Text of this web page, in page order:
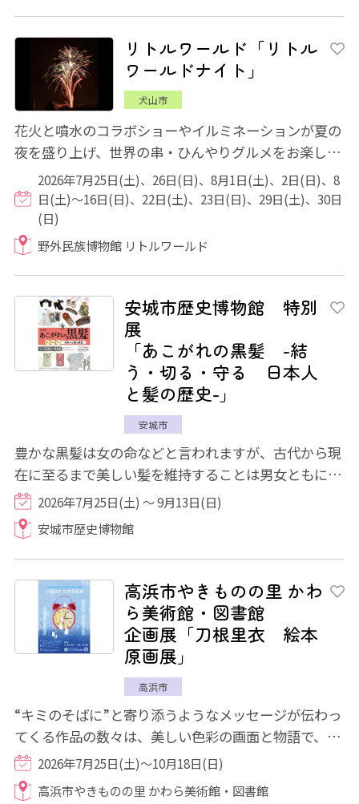
リトルワールド「リトル
ワールドナイト」
犬山市
花火と噴水のコラボショーやイルミネーションが夏の
夜を盛り上げ、世界の串・ひんやりグルメをお楽しみ
いただけます♪ 期間中はヨーロッパエリアが...
2026年7月25日(土)、26日(日)、8月1日(土)、2日(日)、8
日(土)～16日(日)、22日(土)、23日(日)、29日(土)、30日
(日)
野外民族博物館 リトルワールド
安城市歴史博物館 特別
展
「あこがれの黒髪 -結
う・切る・守る 日本人
と髪の歴史-」
安城市
豊かな黒髪は女の命などと言われますが、古代から現
在に至るまで美しい髪を維持することは男女ともに重
要なことでした。そのために食生活や日常生...
2026年7月25日(土) ～ 9月13日(日)
安城市歴史博物館
高浜市やきものの里 かわ
ら美術館・図書館
企画展「刀根里衣 絵本
原画展」
高浜市
“キミのそばに”と寄り添うようなメッセージが伝わっ
てくる作品の数々は、美しい色彩の画面と物語で、日
本をはじめヨーロッパやアジアでも多くの読...
2026年7月25日(土)～10月18日(日)
高浜市やきものの里 かわら美術館・図書館